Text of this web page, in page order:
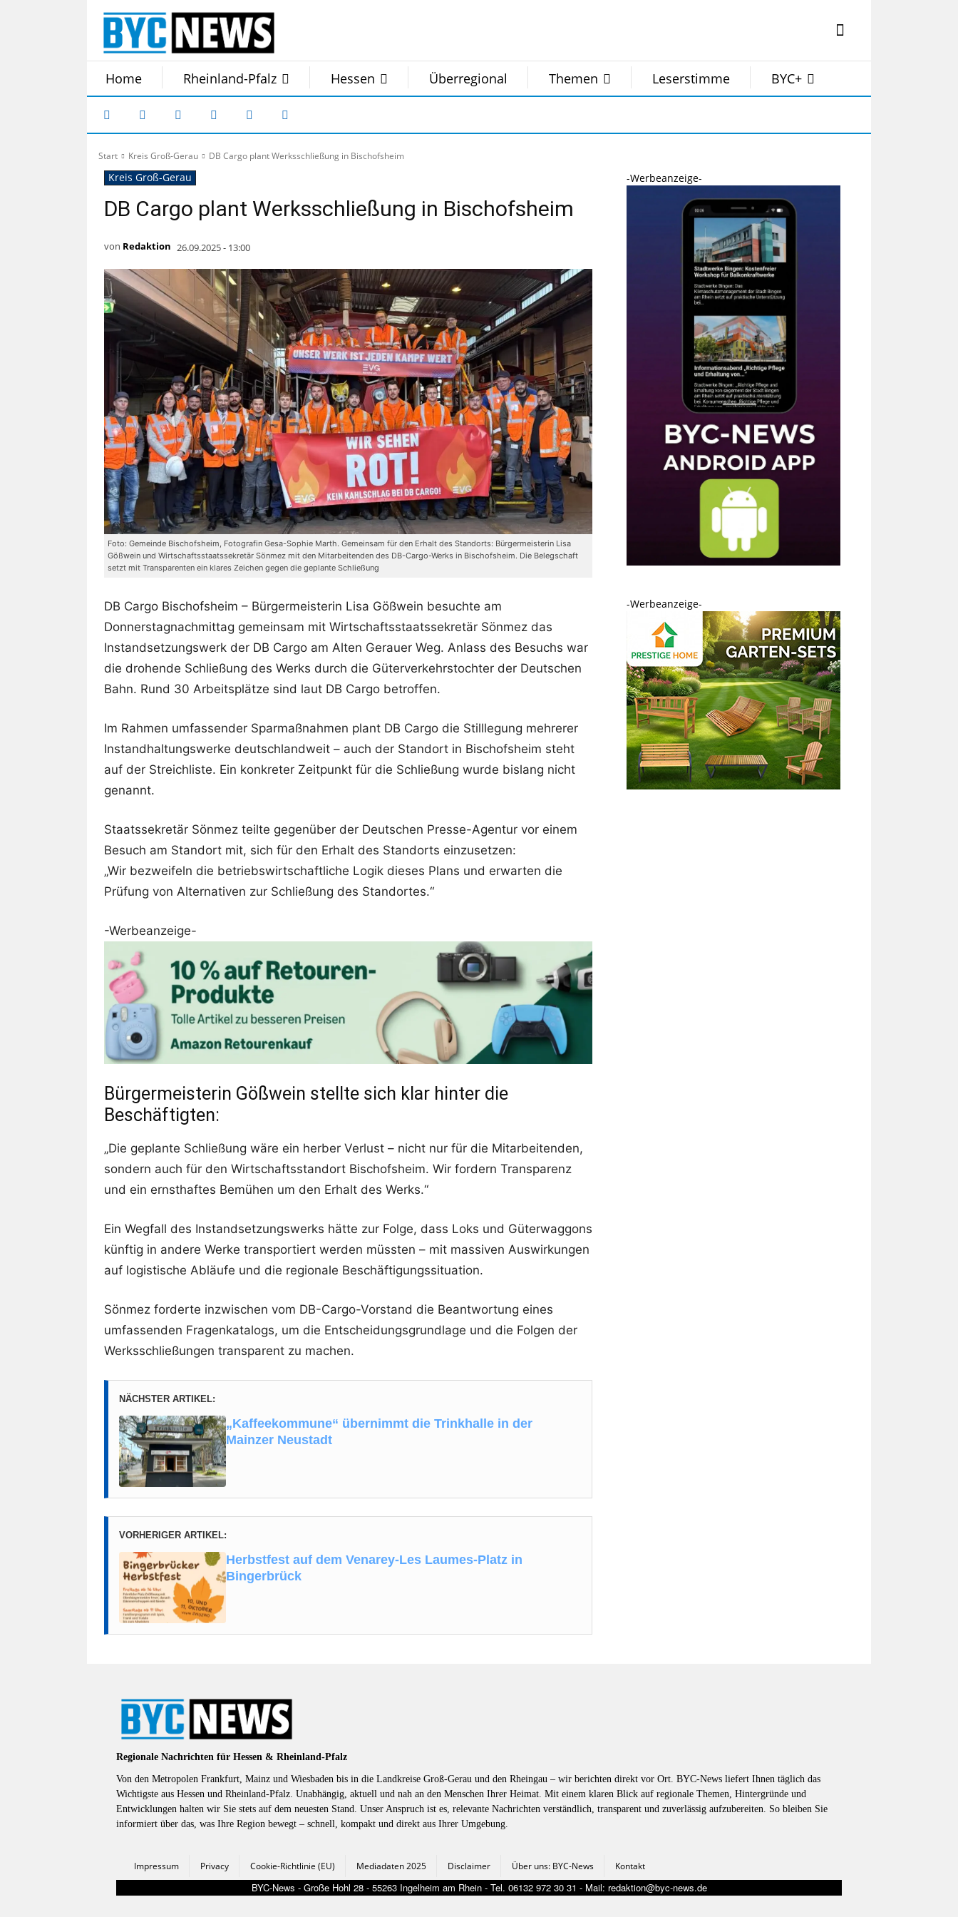
Home Rheinland-Pfalz Hessen Überregional Themen Leserstimme BYC+
Start Kreis Groß-Gerau DB Cargo plant Werksschließung in Bischofsheim
Kreis Groß-Gerau
DB Cargo plant Werksschließung in Bischofsheim
von Redaktion 26.09.2025 - 13:00
Foto: Gemeinde Bischofsheim, Fotografin Gesa-Sophie Marth. Gemeinsam für den Erhalt des Standorts: Bürgermeisterin Lisa
Gößwein und Wirtschaftsstaatssekretär Sönmez mit den Mitarbeitenden des DB-Cargo-Werks in Bischofsheim. Die Belegschaft
setzt mit Transparenten ein klares Zeichen gegen die geplante Schließung
DB Cargo Bischofsheim – Bürgermeisterin Lisa Gößwein besuchte am
Donnerstagnachmittag gemeinsam mit Wirtschaftsstaatssekretär Sönmez das
Instandsetzungswerk der DB Cargo am Alten Gerauer Weg. Anlass des Besuchs war
die drohende Schließung des Werks durch die Güterverkehrstochter der Deutschen
Bahn. Rund 30 Arbeitsplätze sind laut DB Cargo betroffen.
Im Rahmen umfassender Sparmaßnahmen plant DB Cargo die Stilllegung mehrerer
Instandhaltungswerke deutschlandweit – auch der Standort in Bischofsheim steht
auf der Streichliste. Ein konkreter Zeitpunkt für die Schließung wurde bislang nicht
genannt.
Staatssekretär Sönmez teilte gegenüber der Deutschen Presse-Agentur vor einem
Besuch am Standort mit, sich für den Erhalt des Standorts einzusetzen:
„Wir bezweifeln die betriebswirtschaftliche Logik dieses Plans und erwarten die
Prüfung von Alternativen zur Schließung des Standortes.“
-Werbeanzeige-
Bürgermeisterin Gößwein stellte sich klar hinter die
Beschäftigten:
„Die geplante Schließung wäre ein herber Verlust – nicht nur für die Mitarbeitenden,
sondern auch für den Wirtschaftsstandort Bischofsheim. Wir fordern Transparenz
und ein ernsthaftes Bemühen um den Erhalt des Werks.“
Ein Wegfall des Instandsetzungswerks hätte zur Folge, dass Loks und Güterwaggons
künftig in andere Werke transportiert werden müssten – mit massiven Auswirkungen
auf logistische Abläufe und die regionale Beschäftigungssituation.
Sönmez forderte inzwischen vom DB-Cargo-Vorstand die Beantwortung eines
umfassenden Fragenkatalogs, um die Entscheidungsgrundlage und die Folgen der
Werksschließungen transparent zu machen.
NÄCHSTER ARTIKEL:
„Kaffeekommune“ übernimmt die Trinkhalle in der
Mainzer Neustadt
VORHERIGER ARTIKEL:
Herbstfest auf dem Venarey-Les Laumes-Platz in
Bingerbrück
-Werbeanzeige-
-Werbeanzeige-
Regionale Nachrichten für Hessen & Rheinland-Pfalz
Von den Metropolen Frankfurt, Mainz und Wiesbaden bis in die Landkreise Groß-Gerau und den Rheingau – wir berichten direkt vor Ort. BYC-News liefert Ihnen täglich das
Wichtigste aus Hessen und Rheinland-Pfalz. Unabhängig, aktuell und nah an den Menschen Ihrer Heimat. Mit einem klaren Blick auf regionale Themen, Hintergründe und
Entwicklungen halten wir Sie stets auf dem neuesten Stand. Unser Anspruch ist es, relevante Nachrichten verständlich, transparent und zuverlässig aufzubereiten. So bleiben Sie
informiert über das, was Ihre Region bewegt – schnell, kompakt und direkt aus Ihrer Umgebung.
Impressum Privacy Cookie-Richtlinie (EU) Mediadaten 2025 Disclaimer Über uns: BYC-News Kontakt
BYC-News - Große Hohl 28 - 55263 Ingelheim am Rhein - Tel. 06132 972 30 31 - Mail: redaktion@byc-news.de